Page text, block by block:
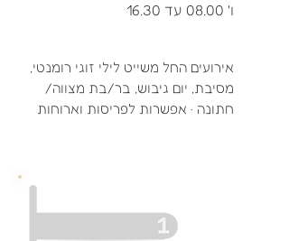
ו' 08.00 עד 16.30
אירועים החל משייט לילי זוגי רומנטי,
מסיבת, יום גיבוש, בר/בת מצווה/
חתונה · אפשרות לפריסות וארוחות